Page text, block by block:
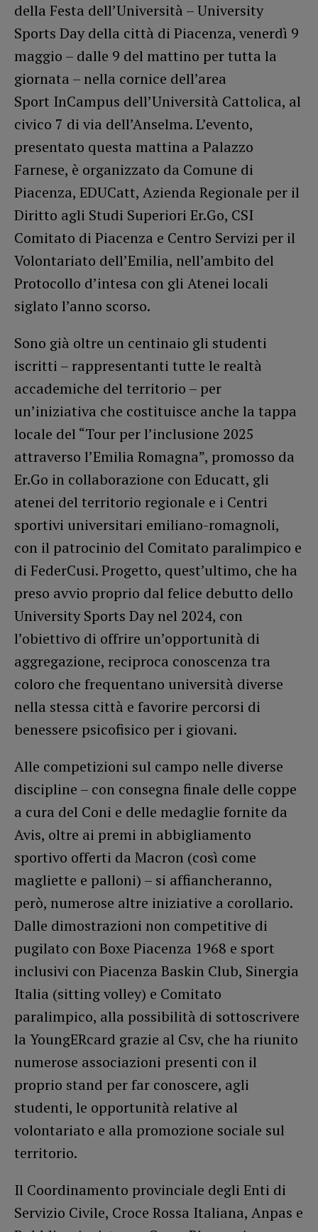
della Festa dell’Università – University
Sports Day della città di Piacenza, venerdì 9
maggio – dalle 9 del mattino per tutta la
giornata – nella cornice dell’area
Sport InCampus dell’Università Cattolica, al
civico 7 di via dell’Anselma. L’evento,
presentato questa mattina a Palazzo
Farnese, è organizzato da Comune di
Piacenza, EDUCatt, Azienda Regionale per il
Diritto agli Studi Superiori Er.Go, CSI
Comitato di Piacenza e Centro Servizi per il
Volontariato dell’Emilia, nell’ambito del
Protocollo d’intesa con gli Atenei locali
siglato l’anno scorso.
Sono già oltre un centinaio gli studenti
iscritti – rappresentanti tutte le realtà
accademiche del territorio – per
un’iniziativa che costituisce anche la tappa
locale del “Tour per l’inclusione 2025
attraverso l’Emilia Romagna”, promosso da
Er.Go in collaborazione con Educatt, gli
atenei del territorio regionale e i Centri
sportivi universitari emiliano-romagnoli,
con il patrocinio del Comitato paralimpico e
di FederCusi. Progetto, quest’ultimo, che ha
preso avvio proprio dal felice debutto dello
University Sports Day nel 2024, con
l’obiettivo di offrire un’opportunità di
aggregazione, reciproca conoscenza tra
coloro che frequentano università diverse
nella stessa città e favorire percorsi di
benessere psicofisico per i giovani.
Alle competizioni sul campo nelle diverse
discipline – con consegna finale delle coppe
a cura del Coni e delle medaglie fornite da
Avis, oltre ai premi in abbigliamento
sportivo offerti da Macron (così come
magliette e palloni) – si affiancheranno,
però, numerose altre iniziative a corollario.
Dalle dimostrazioni non competitive di
pugilato con Boxe Piacenza 1968 e sport
inclusivi con Piacenza Baskin Club, Sinergia
Italia (sitting volley) e Comitato
paralimpico, alla possibilità di sottoscrivere
la YoungERcard grazie al Csv, che ha riunito
numerose associazioni presenti con il
proprio stand per far conoscere, agli
studenti, le opportunità relative al
volontariato e alla promozione sociale sul
territorio.
Il Coordinamento provinciale degli Enti di
Servizio Civile, Croce Rossa Italiana, Anpas e